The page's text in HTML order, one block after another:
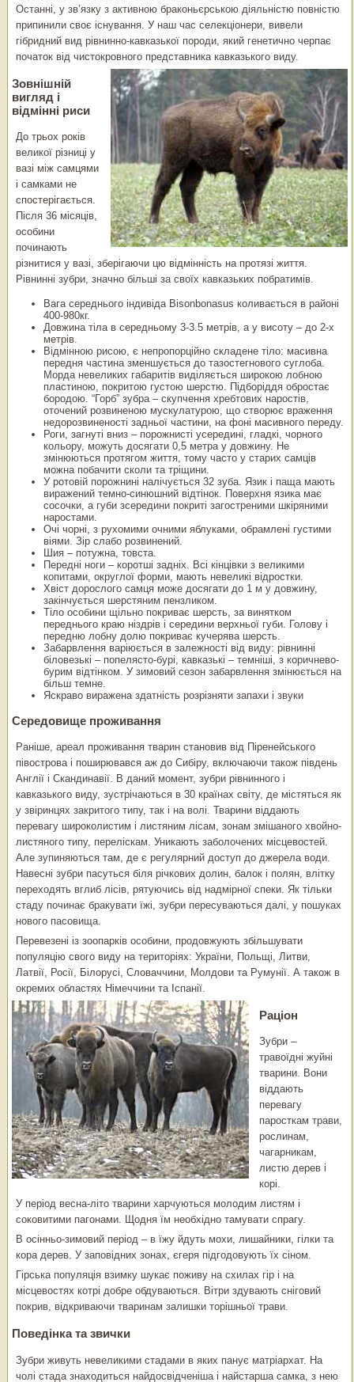
Останні, у зв’язку з активною браконьєрською діяльністю повністю
припинили своє існування. У наш час селекціонери, вивели
гібридний вид рівнинно-кавказької породи, який генетично черпає
початок від чистокровного представника кавказького виду.
Зовнішній
вигляд і
відмінні риси
До трьох років
великої різниці у
вазі між самцями
і самками не
спостерігається.
Після 36 місяців,
особини
починають
різнитися у вазі, зберігаючи цю відмінність на протязі життя.
Рівнинні зубри, значно більші за своїх кавказьких побратимів.
Вага середнього індивіда Bisonbonasus коливається в районі
400-980кг.
Довжина тіла в середньому 3-3.5 метрів, а у висоту – до 2-х
метрів.
Відмінною рисою, є непропорційно складене тіло: масивна
передня частина зменшується до тазостегнового суглоба.
Морда невеликих габаритів виділяється широкою лобною
пластиною, покритою густою шерстю. Підборіддя обростає
бородою. “Горб” зубра – скупчення хребтових наростів,
оточений розвиненою мускулатурою, що створює враження
недорозвиненості задньої частини, на фоні масивного переду.
Роги, загнуті вниз – порожнисті усередині, гладкі, чорного
кольору, можуть досягати 0,5 метра у довжину. Не
змінюються протягом життя, тому часто у старих самців
можна побачити сколи та тріщини.
У ротовій порожнині налічується 32 зуба. Язик і паща мають
виражений темно-синюшний відтінок. Поверхня язика має
сосочки, а губи зсередини покриті загостреними шкіряними
наростами.
Очі чорні, з рухомими очними яблуками, обрамлені густими
віями. Зір слабо розвинений.
Шия – потужна, товста.
Передні ноги – коротші задніх. Всі кінцівки з великими
копитами, округлої форми, мають невеликі відростки.
Хвіст дорослого самця може досягати до 1 м у довжину,
закінчується шерстяним пензликом.
Тіло особини щільно покриває шерсть, за винятком
переднього краю ніздрів і середини верхньої губи. Голову і
передню лобну долю покриває кучерява шерсть.
Забарвлення варіюється в залежності від виду: рівнинні
біловезькі – попелясто-бурі, кавказькі – темніші, з коричнево-
бурим відтінком. У зимовий сезон забарвлення змінюється на
більш темне.
Яскраво виражена здатність розрізняти запахи і звуки
Середовище проживання
Раніше, ареал проживання тварин становив від Піренейського
півострова і поширювався аж до Сибіру, ​​включаючи також південь
Англії і Скандинавії. В даний момент, зубри рівнинного і
кавказького виду, зустрічаються в 30 країнах світу, де містяться як
у звіринцях закритого типу, так і на волі. Тварини віддають
перевагу широколистим і листяним лісам, зонам змішаного хвойно-
листяного типу, переліскам. Уникають заболочених місцевостей.
Але зупиняються там, де є регулярний доступ до джерела води.
Навесні зубри пасуться біля річкових долин, балок і полян, влітку
переходять вглиб лісів, рятуючись від надмірної спеки. Як тільки
стаду починає бракувати їжі, зубри пересуваються далі, у пошуках
нового пасовища.
Перевезені із зоопарків особини, продовжують збільшувати
популяцію свого виду на територіях: України, Польщі, Литви,
Латвії, Росії, Білорусі, Словаччини, Молдови та Румунії. А також в
окремих областях Німеччини та Іспанії.
Раціон
Зубри –
травоїдні жуйні
тварини. Вони
віддають
перевагу
паросткам трави,
рослинам,
чагарникам,
листю дерев і
корі.
У період весна-літо тварини харчуються молодим листям і
соковитими пагонами. Щодня їм необхідно тамувати спрагу.
В осінньо-зимовий період – в їжу йдуть мохи, лишайники, гілки та
кора дерев. У заповідних зонах, єгеря підгодовують їх сіном.
Гірська популяція взимку шукає поживу на схилах гір і на
місцевостях котрі добре обдуваються. Вітри здувають сніговий
покрив, відкриваючи тваринам залишки торішньої трави.
Поведінка та звички
Зубри живуть невеликими стадами в яких панує матріархат. На
чолі стада знаходиться найдосвідченіша і найстарша самка, з нею